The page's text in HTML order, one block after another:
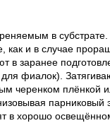
в
как и в случае
в заранее
для фиалок).
черенком плёнкой
в хорошо